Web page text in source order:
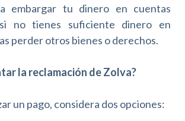
embargar tu dinero en cuentas
no tienes suficiente dinero en
perder otros bienes o derechos.
la reclamación de Zolva?
un pago, considera dos opciones: